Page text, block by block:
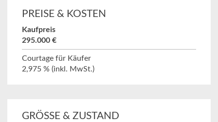
PREISE & KOSTEN
Kaufpreis
295.000 €
Courtage für Käufer
2,975 % (inkl. MwSt.)
GRÖSSE & ZUSTAND